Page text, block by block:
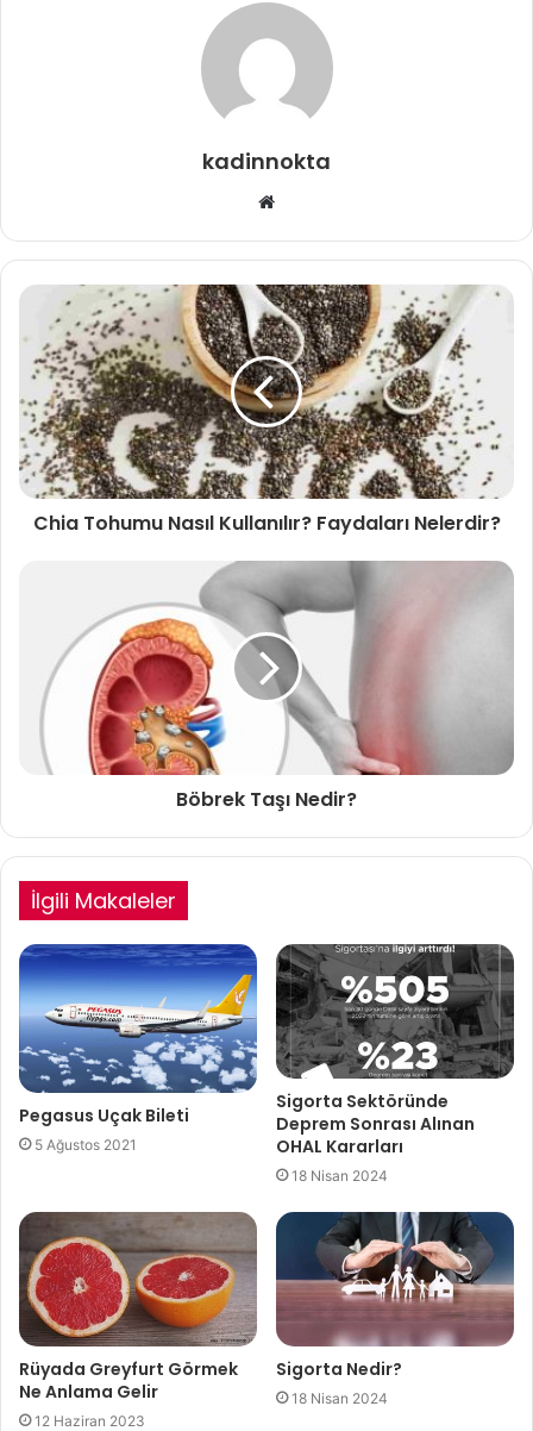
kadinnokta
Web
Chia Tohumu Nasıl Kullanılır? Faydaları Nelerdir?
Böbrek Taşı Nedir?
İlgili Makaleler
Pegasus Uçak Bileti
5 Ağustos 2021
Sigorta Sektöründe
Deprem Sonrası Alınan
OHAL Kararları
18 Nisan 2024
Rüyada Greyfurt Görmek
Ne Anlama Gelir
12 Haziran 2023
Sigorta Nedir?
18 Nisan 2024